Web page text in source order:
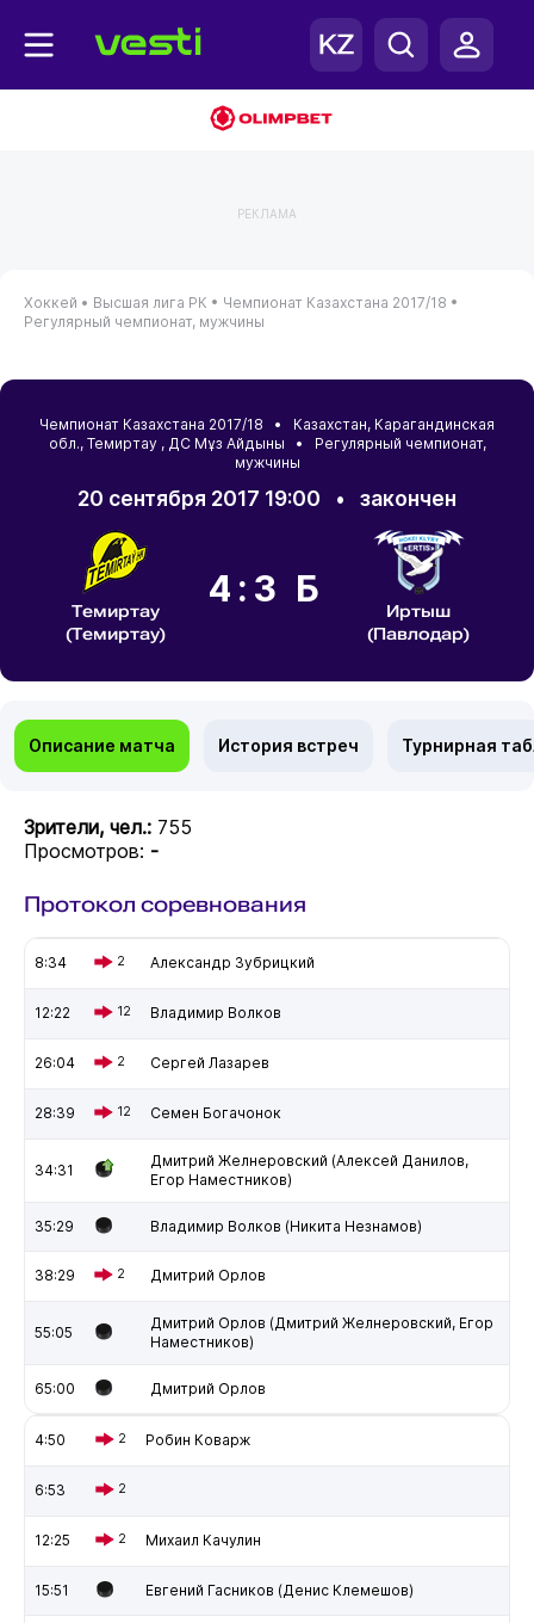
РЕКЛАМА
Хоккей • Высшая лига РК • Чемпионат Казахстана 2017/18 •
Регулярный чемпионат, мужчины
Чемпионат Казахстана 2017/18 • Казахстан, Карагандинская
обл., Темиртау, ДС Мұз Айдыны • Регулярный чемпионат,
мужчины
20 сентября 2017 19:00 • закончен
Темиртау
(Темиртау)
4:3 Б
Иртыш
(Павлодар)
Описание матча История встреч Турнирная
Зрители, чел.: 755
Просмотров: -
Протокол соревнования
8:34 2 Александр Зубрицкий
12:22 12 Владимир Волков
26:04 2 Сергей Лазарев
28:39 12 Семен Богачонок
34:31
Дмитрий Желнеровский (Алексей Данилов,
Егор Наместников)
35:29 Владимир Волков (Никита Незнамов)
38:29 2 Дмитрий Орлов
55:05
Дмитрий Орлов (Дмитрий Желнеровский, Егор
Наместников)
65:00 Дмитрий Орлов
4:50 2 Робин Коварж
6:53 2
12:25 2 Михаил Качулин
15:51 Евгений Гасников (Денис Клемешов)